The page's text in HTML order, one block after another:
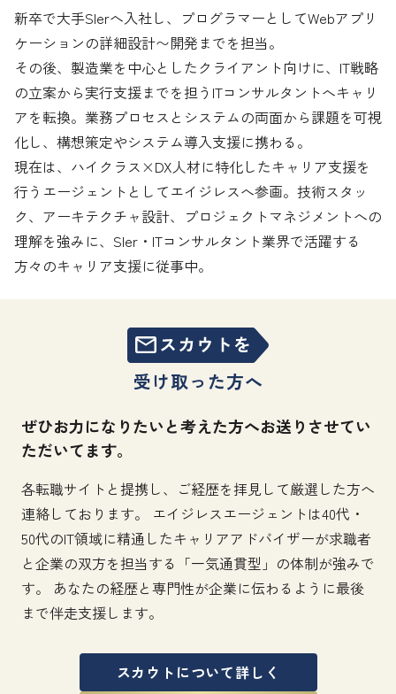
新卒で大手SIerへ入社し、プログラマーとしてWebアプリ
ケーションの詳細設計〜開発までを担当。
その後、製造業を中心としたクライアント向けに、IT戦略
の立案から実行支援までを担うITコンサルタントへキャリ
アを転換。業務プロセスとシステムの両面から課題を可視
化し、構想策定やシステム導入支援に携わる。
現在は、ハイクラス×DX人材に特化したキャリア支援を
行うエージェントとしてエイジレスへ参画。技術スタッ
ク、アーキテクチャ設計、プロジェクトマネジメントへの
理解を強みに、SIer・ITコンサルタント業界で活躍する
方々のキャリア支援に従事中。
受け取った方へ
ぜひお力になりたいと考えた方へお送りさせてい
ただいてます。
各転職サイトと提携し、ご経歴を拝見して厳選した方へ
連絡しております。 エイジレスエージェントは40代・
50代のIT領域に精通したキャリアアドバイザーが求職者
と企業の双方を担当する「一気通貫型」の体制が強みで
す。 あなたの経歴と専門性が企業に伝わるように最後
まで伴走支援します。
スカウトについて詳しく